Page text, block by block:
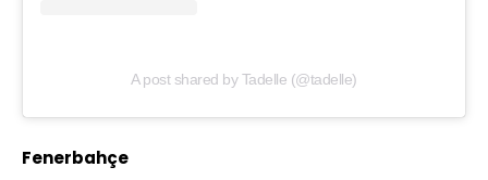
A post shared by Tadelle (@tadelle)
Fenerbahçe